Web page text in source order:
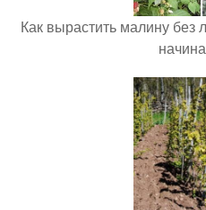
Как вырастить малину без